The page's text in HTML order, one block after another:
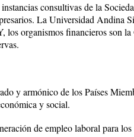
consultivas de la
La Universidad Andina
los organismos financieros son
y armónico de los Países
y social.
de empleo laboral para